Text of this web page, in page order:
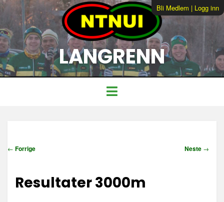
LANGRENN
Bli Medlem | Logg inn
I← Forrige Neste →
Resultater 3000m